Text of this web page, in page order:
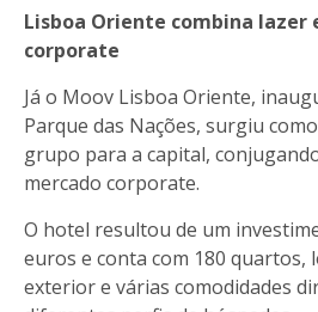
Lisboa Oriente combina lazer
corporate
Já o Moov Lisboa Oriente,
Parque das Nações, surgiu
grupo para a capital,
mercado corporate.
O hotel resultou de um
euros e conta com 180 quartos,
exterior e várias comodidades